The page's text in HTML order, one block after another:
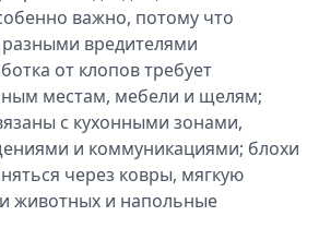
важно, потому что
вредителями
от клопов требует
местам, мебели и щелям;
с кухонными зонами,
и коммуникациями; блохи
через ковры, мягкую
животных и напольные